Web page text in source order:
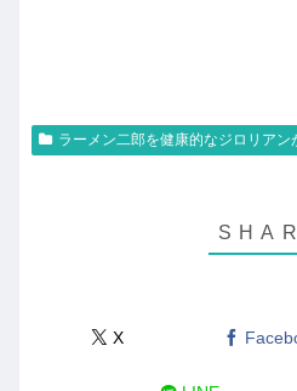
ラーメン二郎を健康的なジロリアン
X